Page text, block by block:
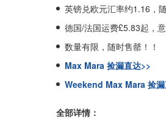
英镑兑欧元汇率约1.16，
德国/法国运费£5.83起，
数量有限，随时售罄！！
Max Mara 捡漏直达>>
Weekend Max Mara 捡漏
全部详情：